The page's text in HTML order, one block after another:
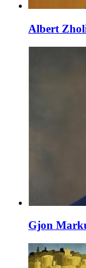
Albert
Gjon